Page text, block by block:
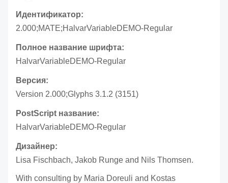
Идентификатор:
2.000;MATE;HalvarVariableDEMO-Regular
Полное название шрифта:
HalvarVariableDEMO-Regular
Версия:
Version 2.000;Glyphs 3.1.2 (3151)
PostScript название:
HalvarVariableDEMO-Regular
Дизайнер:
Lisa Fischbach, Jakob Runge and Nils Thomsen.
With consulting by Maria Doreuli and Kostas